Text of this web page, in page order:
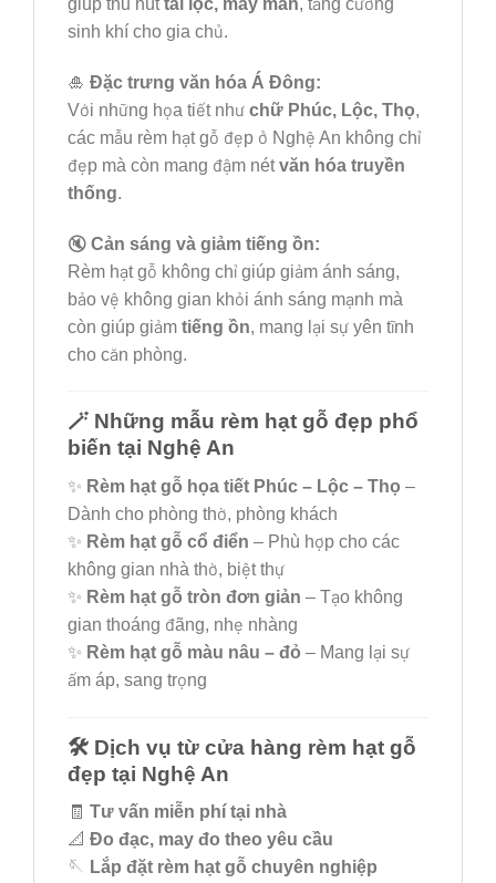
giúp thu húttài lộc, may mắn, tăng cường
sinh khí cho gia chủ.
🎍 Đặc trưng văn hóa Á Đông:
Với những họa tiết như chữ Phúc, Lộc, Thọ,
các mẫu rèm hạt gỗ đẹp ở Nghệ An không chỉ
đẹp mà còn mang đậm nétvăn hóa truyền
thống.
🔇 Cản sáng và giảm tiếng ồn:
Rèm hạt gỗ không chỉ giúp giảm ánh sáng,
bảo vệ không gian khỏi ánh sáng mạnh mà
còn giúp giảm tiếng ồn, mang lại sự yên tĩnh
cho căn phòng.
🪄 Những mẫu rèm hạt gỗ đẹp phổ
biến tại Nghệ An
✨ Rèm hạt gỗ họa tiết Phúc – Lộc – Thọ –
Dành cho phòng thờ, phòng khách
✨ Rèm hạt gỗ cổ điển – Phù hợp cho các
không gian nhà thờ, biệt thự
✨ Rèm hạt gỗ tròn đơn giản – Tạo không
gian thoáng đãng, nhẹ nhàng
✨ Rèm hạt gỗ màu nâu – đỏ – Mang lại sự
ấm áp, sang trọng
🛠️ Dịch vụ từ cửa hàng rèm hạt gỗ
đẹp tại Nghệ An
🧾 Tư vấn miễn phí tại nhà
📐 Đo đạc, may đo theo yêu cầu
🪡 Lắp đặt rèm hạt gỗ chuyên nghiệp